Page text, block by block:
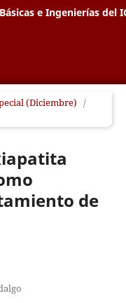
e Ingenierías del
(Diciembre) /
de